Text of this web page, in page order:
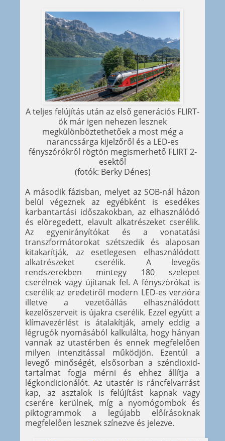
A teljes felújítás után az első generációs FLIRT-
ök már igen nehezen lesznek
megkülönböztethetőek a most még a
narancssárga kijelzőről és a LED-es
fényszórókról rögtön megismerhető FLIRT 2-
esektől
(fotók: Berky Dénes)
A második fázisban, melyet az SOB-nál házon
belül végeznek az egyébként is esedékes
karbantartási időszakokban, az elhasználódó
és elöregedett, elavult alkatrészeket cserélik.
Az egyenirányítókat és a vonatatási
transzformátorokat szétszedik és alaposan
kitakarítják, az esetlegesen elhasználódott
alkatrészeket cserélik. A levegős
rendszerekben mintegy 180 szelepet
cserélnek vagy újítanak fel. A fényszórókat is
cserélik az eredetiről modern LED-es verzióra
illetve a vezetőállás elhasználódott
kezelőszerveit is újakra cserélik. Ezzel együtt a
klímavezérlést is átalakítják, amely eddig a
légrugók nyomásából kalkulálta, hogy hányan
vannak az utastérben és ennek megfelelően
milyen intenzitással működjön. Ezentúl a
levegő minőségét, elsősorban a széndioxid-
tartalmat fogja mérni és ehhez állítja a
légkondicionálót. Az utastér is ráncfelvarrást
kap, az asztalok is felújítást kapnak vagy
cserére kerülnek, míg a nyomógombok és
piktogrammok a legújabb előírásoknak
megfelelően lesznek színezve és jelezve.